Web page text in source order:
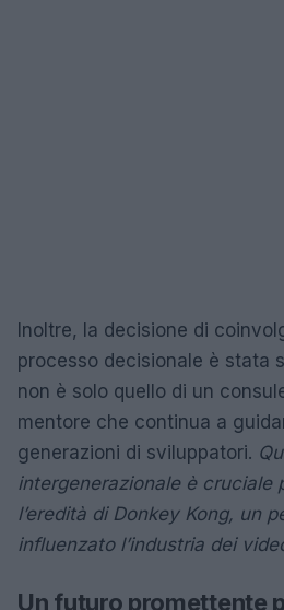
Inoltre, la decisione di
processo decisionale è stata
non è solo quello di un
mentore che continua a
generazioni di sviluppatori.
intergenerazionale è cruciale
l’eredità di Donkey Kong, un
influenzato l’industria dei
Un futuro promettente